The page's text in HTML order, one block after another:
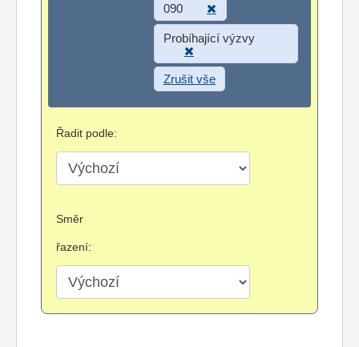
090
Probíhající výzvy
Zrušit vše
Řadit podle:
Směr
řazení: